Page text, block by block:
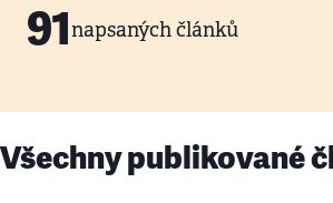
91napsaných článků
Všechny publikované